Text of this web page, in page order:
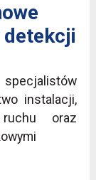
detekcji
instalacji,
oraz